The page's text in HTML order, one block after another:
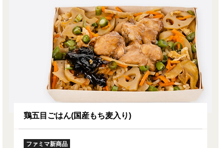
鶏五目ごはん(国産もち麦入り)
ファミマ新商品